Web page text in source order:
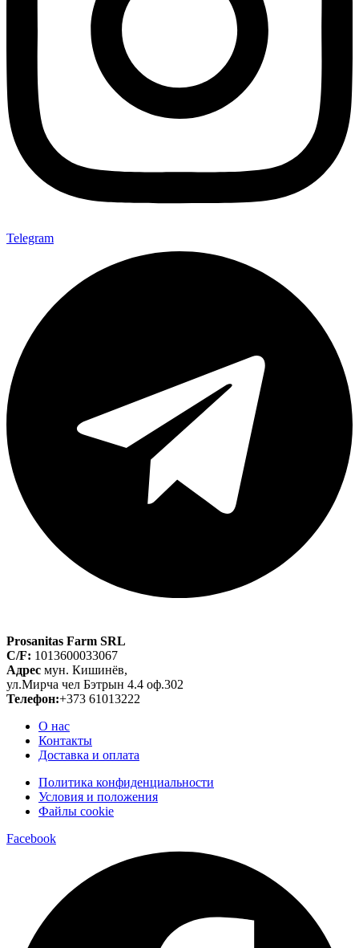
Telegram
Prosanitas Farm SRL
C/F: 1013600033067
Адрес мун. Кишинёв,
ул.Мирча чел Бэтрын 4.4 оф.302
Телефон:+373 61013222
О нас
Контакты
Доставка и оплата
Политика конфиденциальности
Условия и положения
Файлы cookie
Facebook